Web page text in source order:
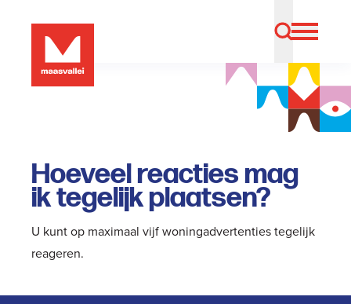
Hoeveel reacties mag
ik tegelijk plaatsen?
U kunt op maximaal vijf woningadvertenties tegelijk
reageren.